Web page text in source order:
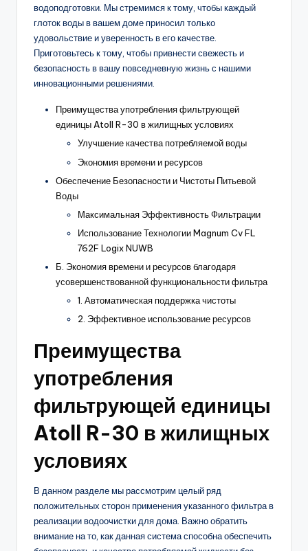
водоподготовки. Мы стремимся к тому, чтобы каждый
глоток воды в вашем доме приносил только
удовольствие и уверенность в его качестве.
Приготовьтесь к тому, чтобы привнести свежесть и
безопасность в вашу повседневную жизнь с нашими
инновационными решениями.
Преимущества употребления фильтрующей
единицы Atoll R-30 в жилищных условиях
Улучшение качества потребляемой воды
Экономия времени и ресурсов
Обеспечение Безопасности и Чистоты Питьевой
Воды
Максимальная Эффективность Фильтрации
Использование Технологии Magnum Cv FL
762F Logix NUWB
Б. Экономия времени и ресурсов благодаря
усовершенствованной функциональности фильтра
1. Автоматическая поддержка чистоты
2. Эффективное использование ресурсов
Преимущества
употребления
фильтрующей единицы
Atoll R-30 в жилищных
условиях
В данном разделе мы рассмотрим целый ряд
положительных сторон применения указанного фильтра в
реализации водоочистки для дома. Важно обратить
внимание на то, как данная система способна обеспечить